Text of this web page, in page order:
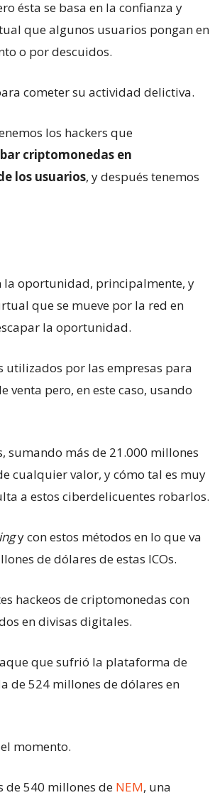
ésta se basa en la confianza y
que algunos usuarios pongan en
o por descuidos.
cometer su actividad delictiva.
los hackers que
criptomonedas en
los usuarios, y después tenemos
la oportunidad, principalmente, y
que se mueve por la red en
la oportunidad.
utilizados por las empresas para
venta pero, en este caso, usando
sumando más de 21.000 millones
cualquier valor, y cómo tal es muy
a estos ciberdelicuentes robarlos.
y con estos métodos en lo que va
de dólares de estas ICOs.
hackeos de criptomonedas con
en divisas digitales.
que sufrió la plataforma de
de 524 millones de dólares en
momento.
de 540 millones de NEM, una